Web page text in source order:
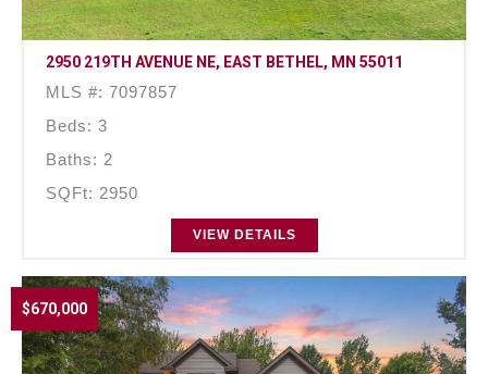
2950 219TH AVENUE NE, EAST BETHEL, MN 55011
MLS #: 7097857
Beds: 3
Baths: 2
SQFt: 2950
VIEW DETAILS
$670,000